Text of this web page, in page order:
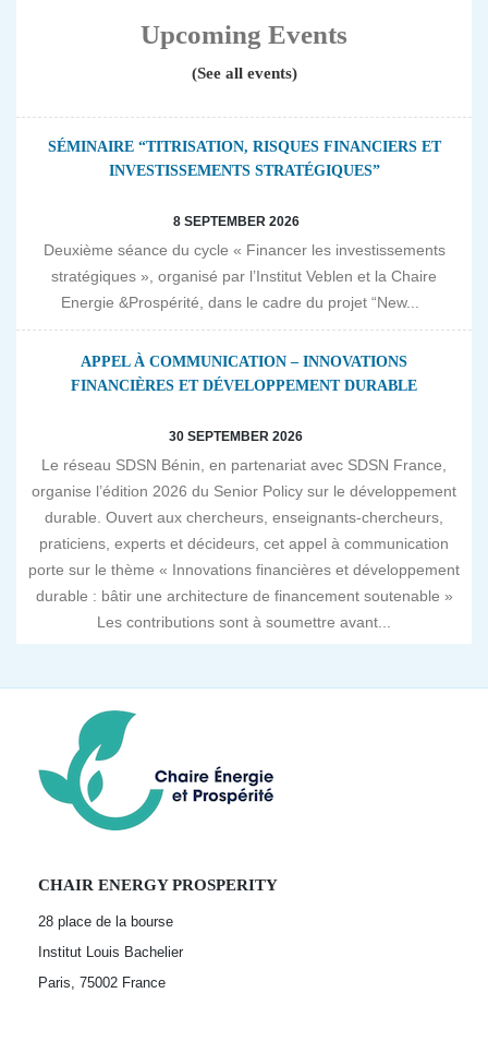
Upcoming Events
(See all events)
SÉMINAIRE “TITRISATION, RISQUES FINANCIERS ET
INVESTISSEMENTS STRATÉGIQUES”
8 SEPTEMBER 2026
Deuxième séance du cycle « Financer les investissements
stratégiques », organisé par l’Institut Veblen et la Chaire
Energie &Prospérité, dans le cadre du projet “New...
APPEL À COMMUNICATION – INNOVATIONS
FINANCIÈRES ET DÉVELOPPEMENT DURABLE
30 SEPTEMBER 2026
Le réseau SDSN Bénin, en partenariat avec SDSN France,
organise l’édition 2026 du Senior Policy sur le développement
durable. Ouvert aux chercheurs, enseignants-chercheurs,
praticiens, experts et décideurs, cet appel à communication
porte sur le thème « Innovations financières et développement
durable : bâtir une architecture de financement soutenable »
Les contributions sont à soumettre avant...
CHAIR ENERGY PROSPERITY
28 place de la bourse
Institut Louis Bachelier
Paris, 75002 France